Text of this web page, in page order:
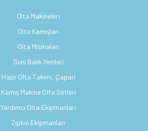
Olta Makineleri
Olta Kamışları
Olta Misinaları
Suni Balık Yemleri
Hazır Olta Takımı, Çapari
Kamış Makine Olta Setleri
Yardımcı Olta Ekipmanları
Zıpkın Ekipmanları